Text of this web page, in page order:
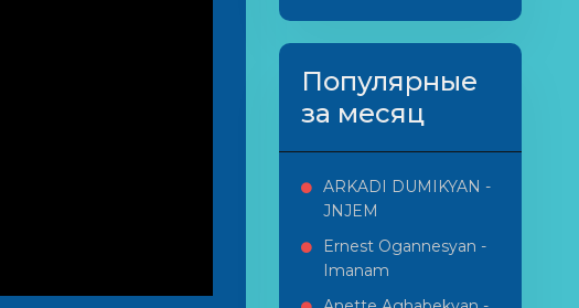
Популярные
за месяц
ARKADI DUMIKYAN -
JNJEM
Ernest Ogannesyan -
Imanam